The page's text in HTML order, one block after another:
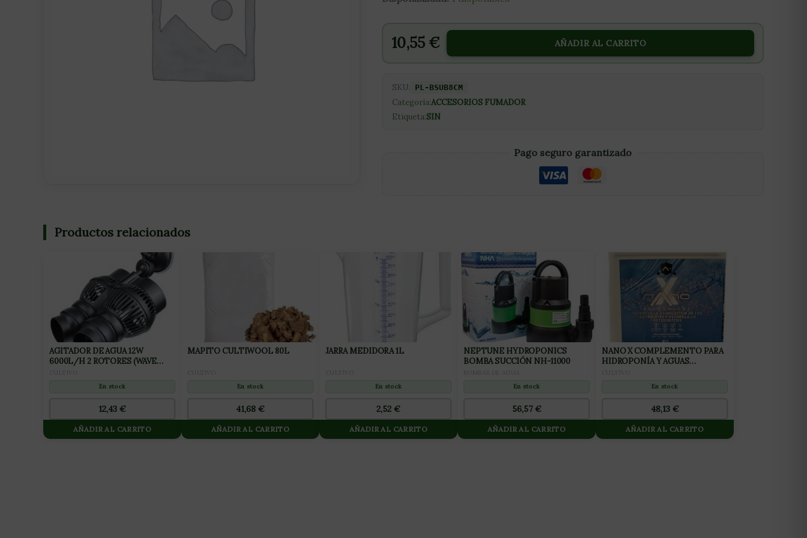
10,55 € AÑADIR AL CARRITO
SKU: PL-BSUB8CM
Categoría:ACCESORIOS FUMADOR
Etiqueta:SIN
Pago seguro garantizado
Productos relacionados
AGITADOR DE AGUA 12W
6000L/H 2 ROTORES (WAVE
HIDROPONICSEn stock
12,43 €
AÑADIR AL CARRITO
MAPITO CULTIWOOL 80L
En stock
41,68 €
AÑADIR AL CARRITO
JARRA MEDIDORA 1L
En stock
2,52 €
AÑADIR AL CARRITO
NEPTUNE HYDROPONICS
BOMBA SUCCIÓN NH-11000
En stock
56,57€
AÑADIR AL CARRITO
NANO X COMPLEMENTO PARA
HIDROPONÍA Y AGUAS
En stock
48,13 €
AÑADIR AL CARRITO